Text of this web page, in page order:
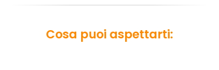
Cosa puoi aspettarti: